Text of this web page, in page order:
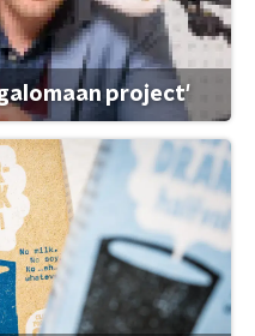
project'